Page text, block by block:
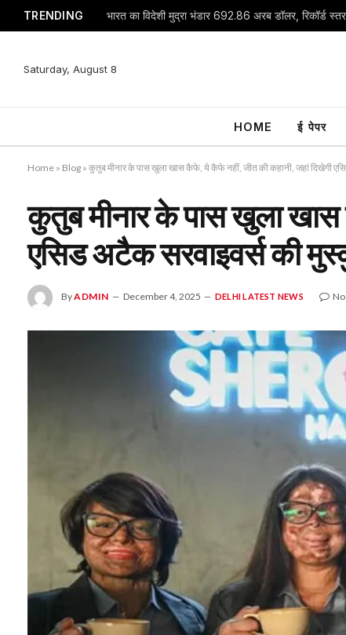
TRENDING भारत का विदेशी मुद्रा भंडार 692.86 अरब डॉलर, रिकॉर्ड
Saturday, August 8
HOME ई पेपर
Home » Blog » कुतुब मीनार के पास खुला खास कैफे, ये कैफे नहीं, जीत की कहानी, जहां दिखेगी
कुतुब मीनार के पास खुला
एसिड अटैक सरवाइवर्स की
ByADMIN December 4, 2025 DELHI LATEST NEWS